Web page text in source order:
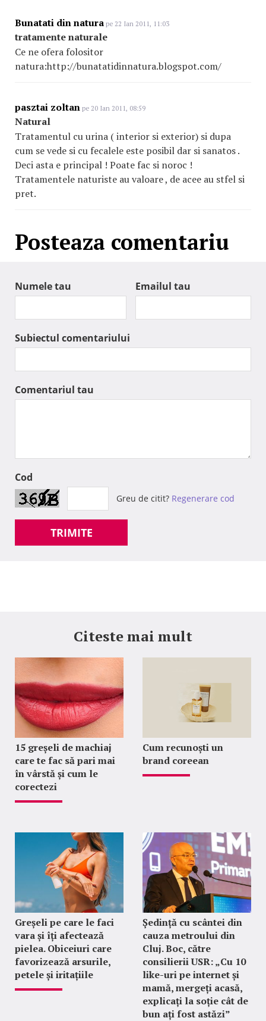
Bunatati din natura pe 22 Ian 2011, 11:03
tratamente naturale
Ce ne ofera folositor
natura:http://bunatatidinnatura.blogspot.com/
pasztai zoltan pe 20 Ian 2011, 08:59
Natural
Tratamentul cu urina ( interior si exterior) si dupa
cum se vede si cu fecalele este posibil dar si sanatos .
Deci asta e principal ! Poate fac si noroc !
Tratamentele naturiste au valoare , de acee au stfel si
pret.
Posteaza comentariu
Numele tau Emailul tau
Subiectul comentariului
Comentariul tau
Cod
Greu de citit? Regenerare cod
TRIMITE
Citeste mai mult
15 greșeli de machiaj
care te fac să pari mai
în vârstă și cum le
corectezi
Cum recunoști un
brand coreean
Greșeli pe care le faci
vara și îți afectează
pielea. Obiceiuri care
favorizează arsurile,
petele și iritațiile
Ședință cu scântei din
cauza metroului din
Cluj. Boc, către
consilierii USR: „Cu 10
like-uri pe internet și
mamă, mergeți acasă,
explicați la soție cât de
bun ați fost astăzi”